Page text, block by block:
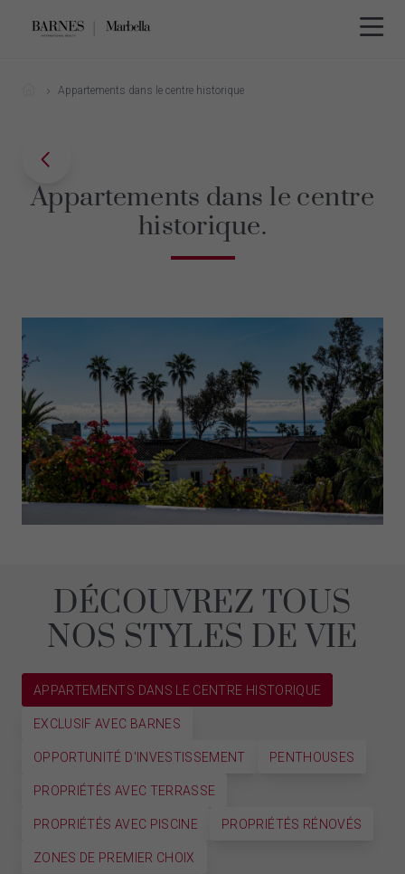
Appartements dans le centre historique
Appartements dans le centre
historique.
DÉCOUVREZ TOUS
NOS STYLES DE VIE
APPARTEMENTS DANS LE CENTRE HISTORIQUE
EXCLUSIF AVEC BARNES
OPPORTUNITÉ D'INVESTISSEMENT PENTHOUSES
PROPRIÉTÉS AVEC TERRASSE
PROPRIÉTÉS AVEC PISCINE PROPRIÉTÉS RÉNOVÉS
ZONES DE PREMIER CHOIX